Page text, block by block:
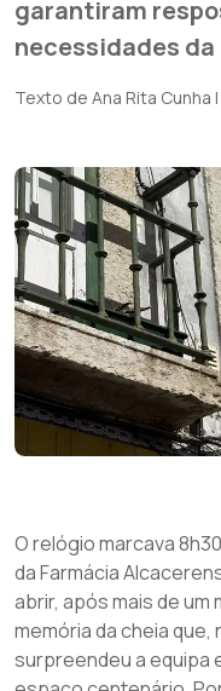
garantiram
necessidades
Texto de Ana Rita
O relógio marcava
da Farmácia
abrir, após mais de
memória da cheia
surpreendeu a